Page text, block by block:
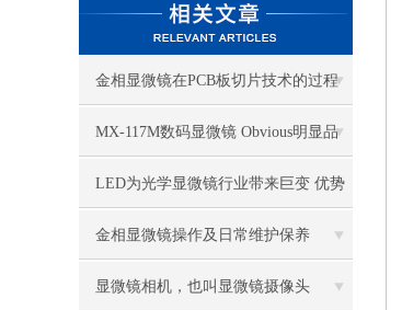
金相显微镜在PCB板切片技术的过程
控制中的作用
MX-117M数码显微镜 Obvious明显品
牌值得推荐
LED为光学显微镜行业带来巨变 优势
比传统卤素更明显
金相显微镜操作及日常维护保养
显微镜相机，也叫显微镜摄像头